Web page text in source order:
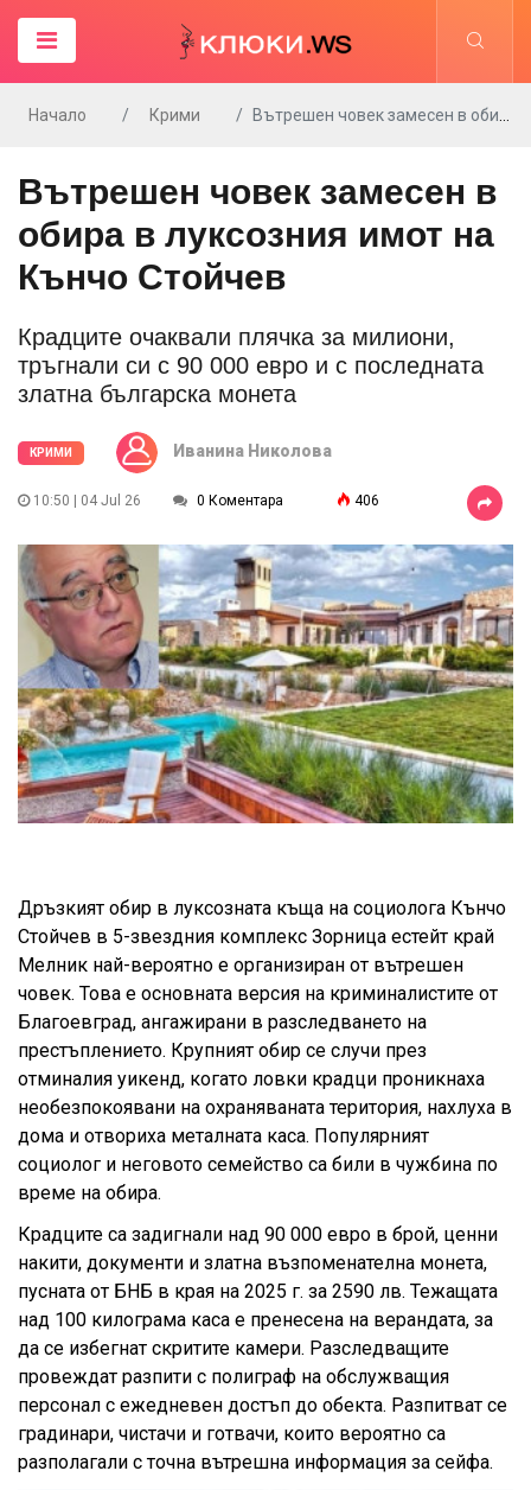
Начало Крими Вътрешен човек замесен в обира в луксозния имот на Кънчо Стойчев
Вътрешен човек замесен в
обира в луксозния имот на
Кънчо Стойчев
Крадците очаквали плячка за милиони,
тръгнали си с 90 000 евро и с последната
златна българска монета
КРИМИ Иванина Николова
10:50 | 04 Jul 26 0 Коментара 406
Дръзкият обир в луксозната къща на социолога Кънчо
Стойчев в 5-звездния комплекс Зорница естейт край
Мелник най-вероятно е организиран от вътрешен
човек. Това е основната версия на криминалистите от
Благоевград, ангажирани в разследването на
престъплението. Крупният обир се случи през
отминалия уикенд, когато ловки крадци проникнаха
необезпокоявани на охраняваната територия, нахлуха в
дома и отвориха металната каса. Популярният
социолог и неговото семейство са били в чужбина по
време на обира.
Крадците са задигнали над 90 000 евро в брой, ценни
накити, документи и златна възпоменателна монета,
пусната от БНБ в края на 2025 г. за 2590 лв. Тежащата
над 100 килограма каса е пренесена на верандата, за
да се избегнат скритите камери. Разследващите
провеждат разпити с полиграф на обслужващия
персонал с ежедневен достъп до обекта. Разпитват се
градинари, чистачи и готвачи, които вероятно са
разполагали с точна вътрешна информация за сейфа.